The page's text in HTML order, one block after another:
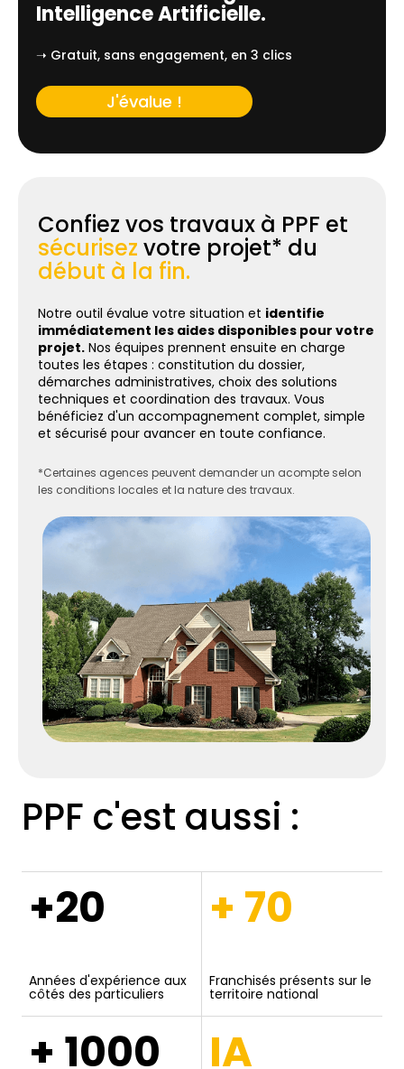
Intelligence Artificielle.
➝ Gratuit, sans engagement, en 3 clics
J'évalue !
Confiez vos travaux à PPF et
sécurisez votre projet* du
début à la fin.
Notre outil évalue votre situation et identifie
immédiatement les aides disponibles pour votre
projet. Nos équipes prennent ensuite en charge
toutes les étapes : constitution du dossier,
démarches administratives, choix des solutions
techniques et coordination des travaux. Vous
bénéficiez d'un accompagnement complet, simple
et sécurisé pour avancer en toute confiance.
*Certaines agences peuvent demander un acompte selon
les conditions locales et la nature des travaux.
PPF c'est aussi :
+20
Années d'expérience aux
côtés des particuliers
+ 70
Franchisés présents sur le
territoire national
+ 1000 IA